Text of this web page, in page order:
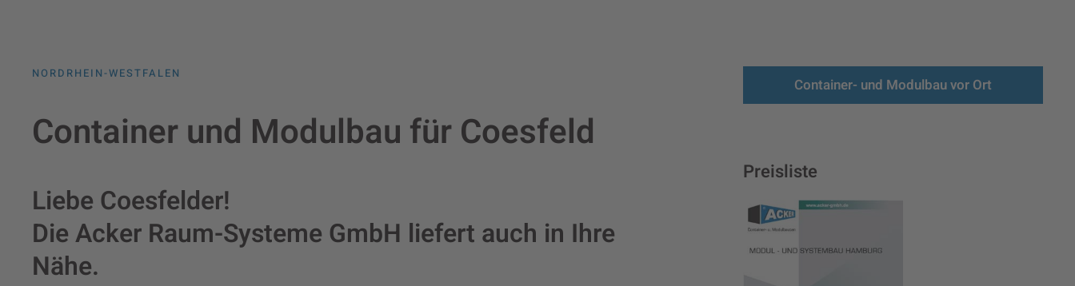
NORDRHEIN-WESTFALEN
Container und Modulbau für Coesfeld
Liebe Coesfelder!
Die Acker Raum-Systeme GmbH liefert auch in Ihre
Nähe.
Container- und Modulbau vor Ort
Preisliste